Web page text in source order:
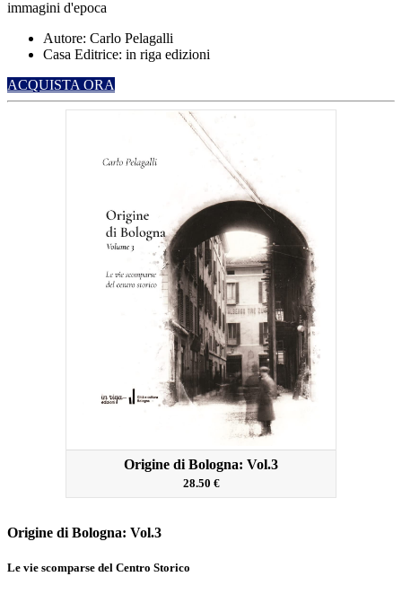
immagini d'epoca
Autore: Carlo Pelagalli
Casa Editrice: in riga edizioni
ACQUISTA ORA
Origine di Bologna: Vol.3
28.50 €
Origine di Bologna: Vol.3
Le vie scomparse del Centro Storico